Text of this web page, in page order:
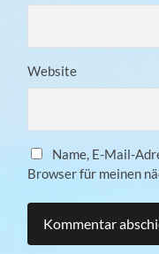
Website
Name, E-Mail-
Browser für meinen